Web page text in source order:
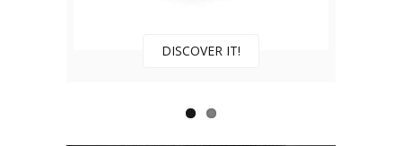
DISCOVER IT!